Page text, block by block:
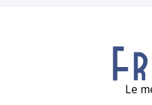
Le